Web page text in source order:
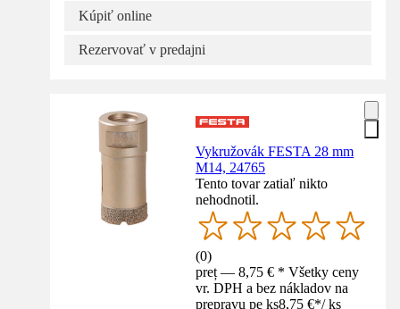
Kúpiť online
Rezervovať v predajni
Vykružovák FESTA 28 mm
M14, 24765
Tento tovar zatiaľ nikto
nehodnotil.
(0)
preț — 8,75 € * Všetky ceny
vr. DPH a bez nákladov na
prepravu pe ks8,75 €*/ ks